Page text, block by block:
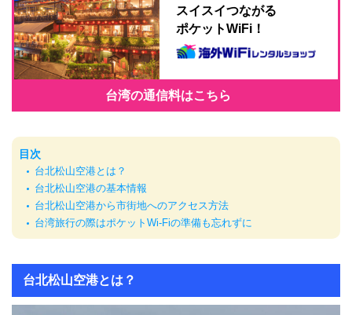
スイスイつながる
ポケットWiFi！
台湾の通信料はこちら
目次
台北松山空港とは？
台北松山空港の基本情報
台北松山空港から市街地へのアクセス方法
台湾旅行の際はポケットWi-Fiの準備も忘れずに
台北松山空港とは？